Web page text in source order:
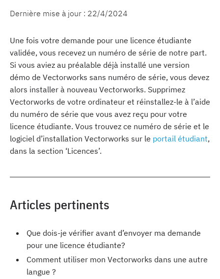
Dernière mise à jour : 22/4/2024
Une fois votre demande pour une licence étudiante
validée, vous recevez un numéro de série de notre part.
Si vous aviez au préalable déjà installé une version
démo de Vectorworks sans numéro de série, vous devez
alors installer à nouveau Vectorworks. Supprimez
Vectorworks de votre ordinateur et réinstallez-le à l’aide
du numéro de série que vous avez reçu pour votre
licence étudiante. Vous trouvez ce numéro de série et le
logiciel d’installation Vectorworks sur le portail étudiant,
dans la section ‘Licences’.
Articles pertinents
Que dois-je vérifier avant d’envoyer ma demande
pour une licence étudiante?
Comment utiliser mon Vectorworks dans une autre
langue ?